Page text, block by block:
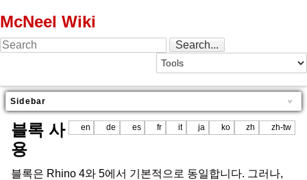
McNeel Wiki
Sidebar
en de es fr it ja ko zh zh-tw
블록 사
용
블록은 Rhino 4와 5에서 기본적으로 동일합니다. 그러나,